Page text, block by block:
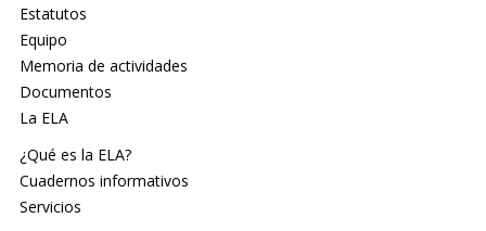
Estatutos
Equipo
Memoria de actividades
Documentos
La ELA
¿Qué es la ELA?
Cuadernos informativos
Servicios